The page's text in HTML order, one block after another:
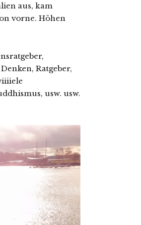
aus, kam
vorne. Höhen
Ratgeber,
usw. usw.